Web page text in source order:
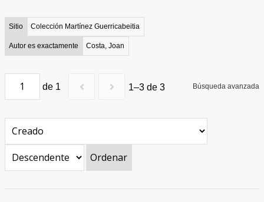
Sitio Colección Martínez Guerricabeitia
Autor es exactamente Costa, Joan
de 1 1–3 de 3 Búsqueda avanzada
Ordenar